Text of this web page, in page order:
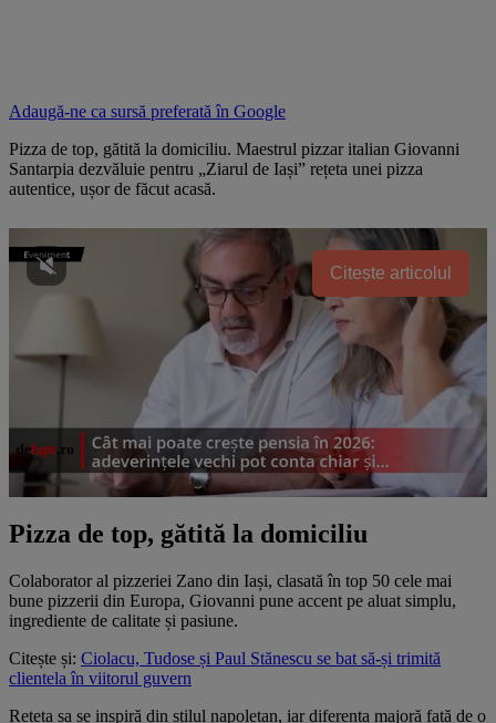
Adaugă-ne ca sursă preferată în Google
Pizza de top, gătită la domiciliu. Maestrul pizzar italian Giovanni
Santarpia dezvăluie pentru „Ziarul de Iași” rețeta unei pizza
autentice, ușor de făcut acasă.
Citește articolul
Pizza de top, gătită la domiciliu
Colaborator al pizzeriei Zano din Iași, clasată în top 50 cele mai
bune pizzerii din Europa, Giovanni pune accent pe aluat simplu,
ingrediente de calitate și pasiune.
Citește și: Ciolacu, Tudose și Paul Stănescu se bat să-și trimită
clientela în viitorul guvern
Rețeta sa se inspiră din stilul napoletan, iar diferența majoră față de o